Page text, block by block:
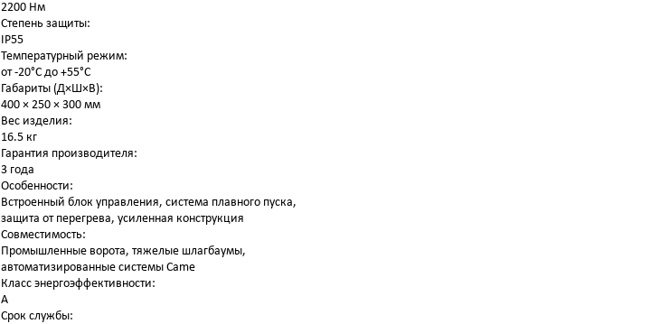
2200 Нм
Степень защиты:
IP55
Температурный режим:
от -20°C до +55°C
Габариты (Д×Ш×В):
400 × 250 × 300 мм
Вес изделия:
16.5 кг
Гарантия производителя:
3 года
Особенности:
Встроенный блок управления, система плавного пуска,
защита от перегрева, усиленная конструкция
Совместимость:
Промышленные ворота, тяжелые шлагбаумы,
автоматизированные системы Came
Класс энергоэффективности:
A
Срок службы: